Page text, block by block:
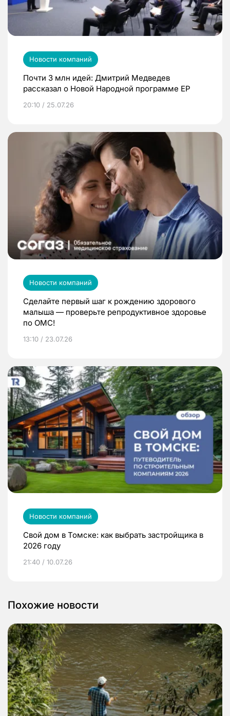
Новости компаний
Почти 3 млн идей: Дмитрий Медведев
рассказал о Новой Народной программе ЕР
20:10 / 25.07.26
Новости компаний
Сделайте первый шаг к рождению здорового
малыша — проверьте репродуктивное здоровье
по ОМС!
13:10 / 23.07.26
Новости компаний
Свой дом в Томске: как выбрать застройщика в
2026 году
21:40 / 10.07.26
Похожие новости